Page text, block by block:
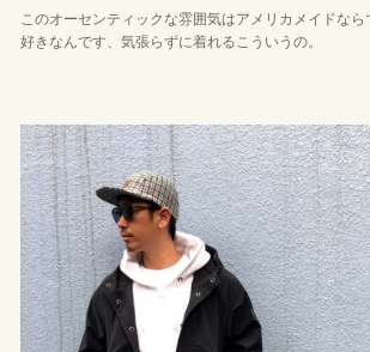
このオーセンティックな雰囲気はアメリカメイドなら
好きなんです、気張らずに着れるこういうの。